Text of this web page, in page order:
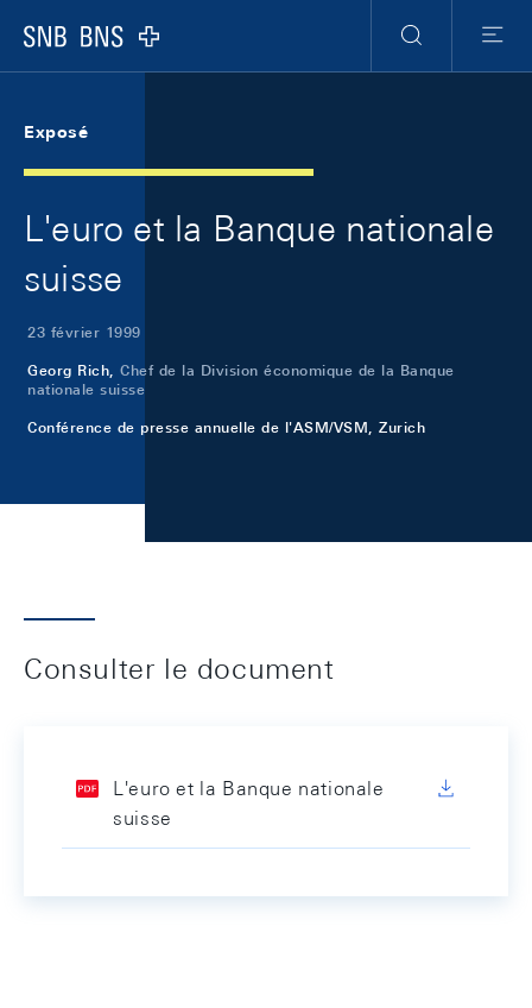
Logo
RechercheMenu
Exposé
L'euro et la Banque nationale
suisse
23 février 1999
Georg Rich, Chef de la Division économique de la Banque
nationale suisse
Conférence de presse annuelle de l'ASM/VSM, Zurich
Consulter le document
L'euro et la Banque nationale
suisse